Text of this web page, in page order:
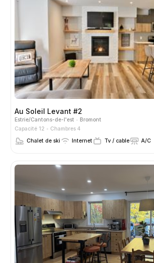
Au Soleil Levant #2
Estrie/Cantons-de-l'est
Bromont
Capacité 12
Chambres 4
Chalet de ski
Internet Tv / cable A/C